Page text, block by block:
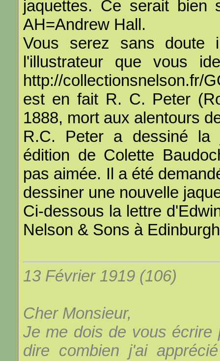
jaquettes. Ce serait bien
AH=Andrew Hall.
Vous serez sans doute
l'illustrateur que vous
http://collectionsnelson.fr/
est en fait R. C. Peter
1888, mort aux alentours
R.C. Peter a dessiné la
édition de Colette
pas aimée. Il a été
dessiner une nouvelle
Ci-dessous la lettre
Nelson & Sons à Edinburgh
13 Février 1919 (106)
Cher Monsieur,
Je me dois de vous écrire
dire combien j'ai